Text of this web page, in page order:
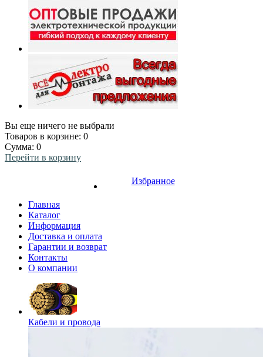
Вы еще ничего не выбрали
Товаров в корзине: 0
Сумма: 0
Перейти в корзину
Избранное
Главная
Каталог
Информация
Доставка и оплата
Гарантии и возврат
Контакты
О компании
Кабели и провода